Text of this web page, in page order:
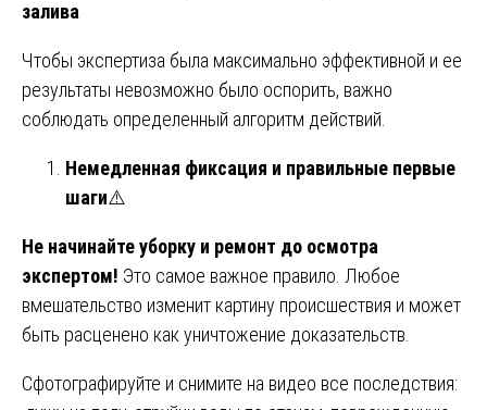
залива
Чтобы экспертиза была максимально эффективной и ее
результаты невозможно было оспорить, важно
соблюдать определенный алгоритм действий.
Немедленная фиксация и правильные первые
шаги⚠️
Не начинайте уборку и ремонт до осмотра
экспертом! Это самое важное правило. Любое
вмешательство изменит картину происшествия и может
быть расценено как уничтожение доказательств.
Сфотографируйте и снимите на видео все последствия: